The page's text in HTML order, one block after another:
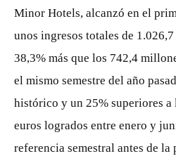
Minor Hotels, alcanzó en el
unos ingresos totales de
38,3% más que los 742,4
el mismo semestre del año
histórico y un 25% superiores a
euros logrados entre enero y
referencia semestral antes de la